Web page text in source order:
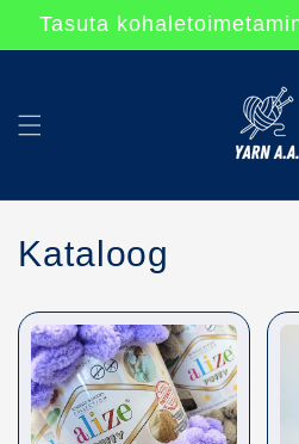
контенту
Tasuta
Kataloog